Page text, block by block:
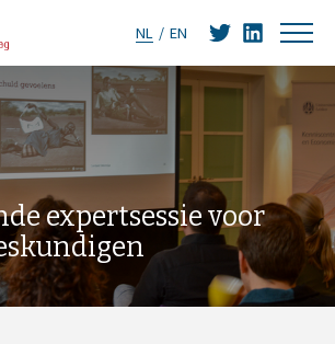
NL EN
expertsessie voor